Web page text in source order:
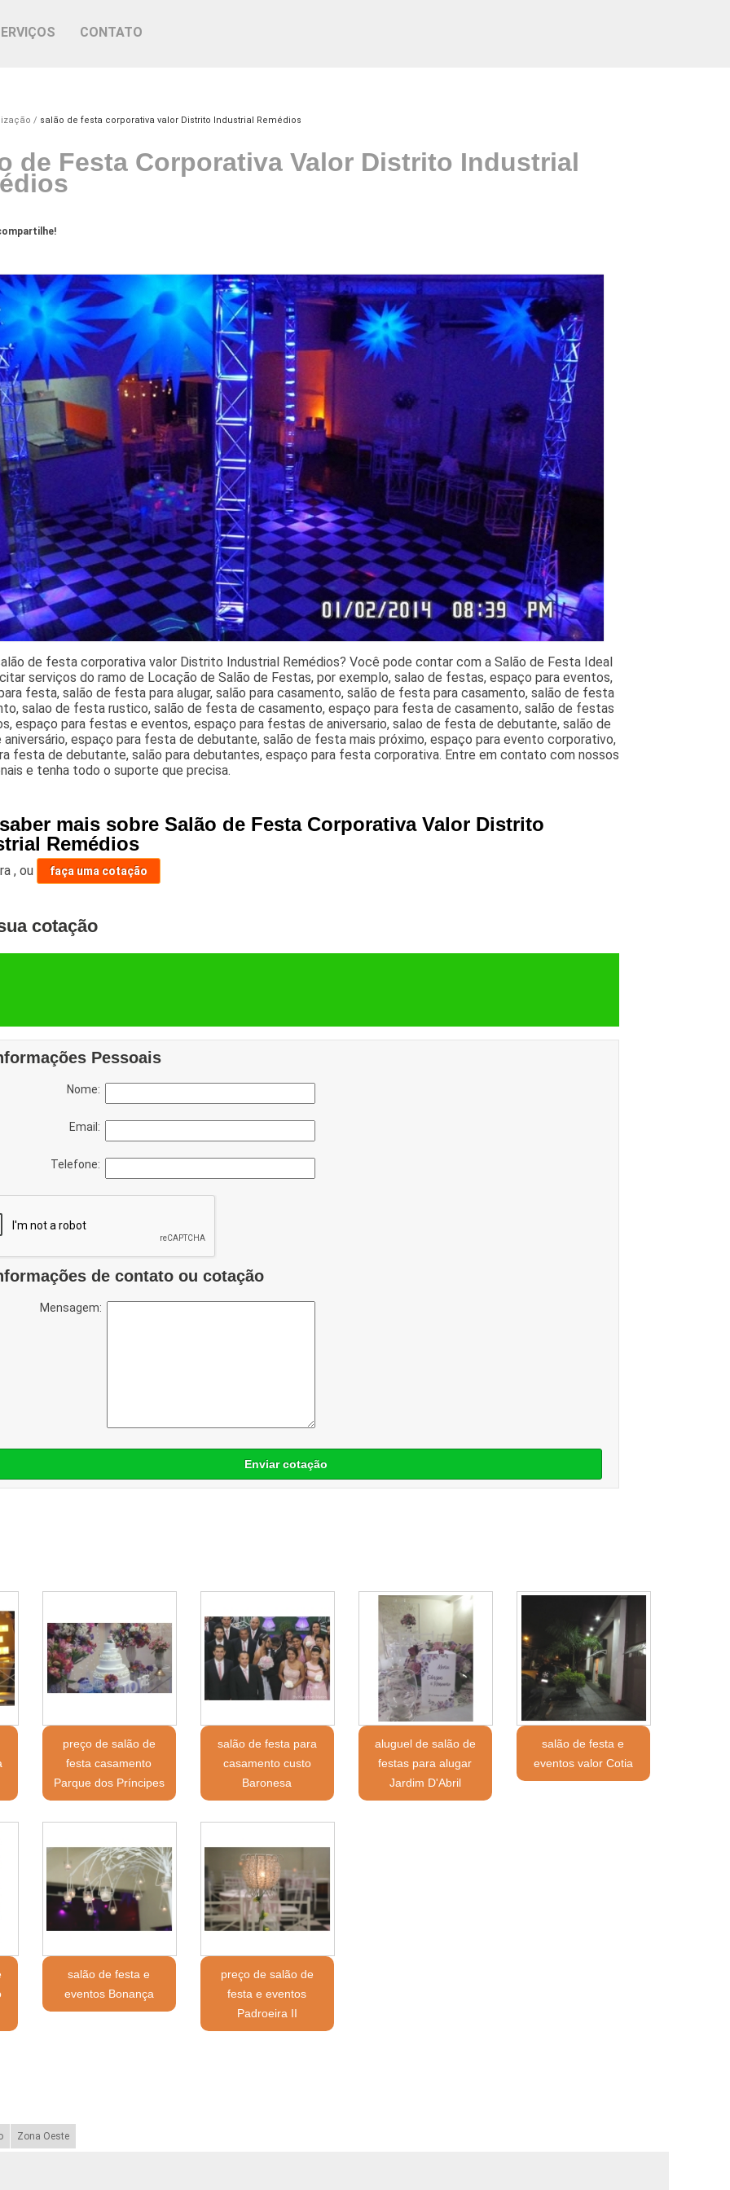
CONTATO
salão de festa corporativa valor Distrito Industrial Remédios
de Festa Corporativa Valor Distrito Industrial
de festa corporativa valor Distrito Industrial Remédios? Você pode contar com a Salão de Festa Ideal
serviços do ramo de Locação de Salão de Festas, por exemplo, salao de festas, espaço para eventos,
festa, salão de festa para alugar, salão para casamento, salão de festa para casamento, salão de festa
salao de festa rustico, salão de festa de casamento, espaço para festa de casamento, salão de festas
espaço para festas e eventos, espaço para festas de aniversario, salao de festa de debutante, salão de
espaço para festa de debutante, salão de festa mais próximo, espaço para evento corporativo,
festa de debutante, salão para debutantes, espaço para festa corporativa. Entre em contato com nossos
e tenha todo o suporte que precisa.
mais sobre Salão de Festa Corporativa Valor Distrito
Remédios
,ou faça uma cotação
cotação
Pessoais
Nome:
Email:
Telefone:
de contato ou cotação
Mensagem:
Enviar cotação
preço de salão de
festa casamento
Parque dos Príncipes
salão de festa para
casamento custo
Baronesa
aluguel de salão de
festas para alugar
Jardim D'Abril
salão de festa e
eventos valor Cotia
salão de festa e
eventos Bonança
preço de salão de
festa e eventos
Padroeira II
Zona Oeste